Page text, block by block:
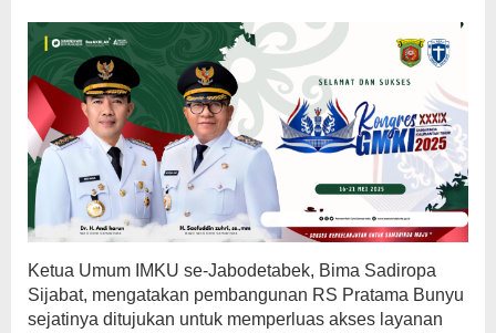
Ketua Umum IMKU se-Jabodetabek, Bima Sadiropa
Sijabat, mengatakan pembangunan RS Pratama Bunyu
sejatinya ditujukan untuk memperluas akses layanan